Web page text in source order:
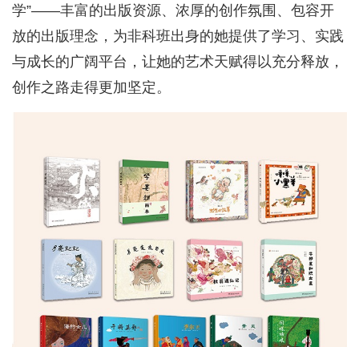
学”——丰富的出版资源、浓厚的创作氛围、包容开
放的出版理念，为非科班出身的她提供了学习、实践
与成长的广阔平台，让她的艺术天赋得以充分释放，
创作之路走得更加坚定。